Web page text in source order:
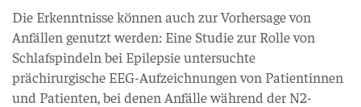
Die Erkenntnisse können auch zur Vorhersage von
Anfällen genutzt werden: Eine Studie zur Rolle von
Schlafspindeln bei Epilepsie untersuchte
prächirurgische EEG-Aufzeichnungen von Patientinnen
und Patienten, bei denen Anfälle während der N2-